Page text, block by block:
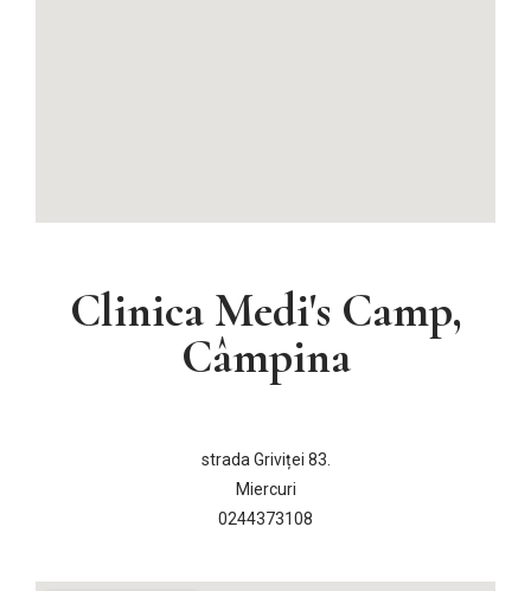
Clinica Medi's Camp,
Câmpina
strada Griviței 83.
Miercuri
0244373108